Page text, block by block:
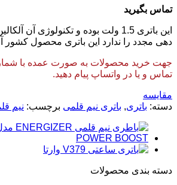
تماس بگیرید
این باتری 1.5 ولت بوده و تکنولوژی
دهی مجدد را ندارد این باتری محصول کشور
جهت خرید محصولات به صورت عمده با
تماس و یا در واتساپ پیام دهید.
مقایسه
دسته: باتری, باتری نیم قلمی برچسب: نیم
دسته‌ بندی محصولات